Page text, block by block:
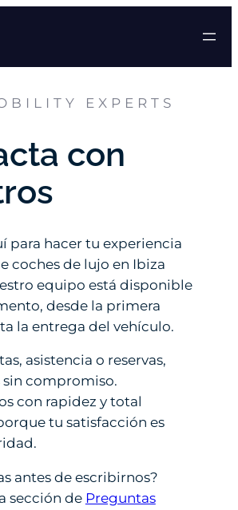
EXPERTS
con
para hacer tu experiencia
coches de lujo en Ibiza
equipo está disponible
desde la primera
la entrega del vehículo.
asistencia o reservas,
compromiso.
con rapidez y total
tu satisfacción es
antes de escribirnos?
sección de Preguntas